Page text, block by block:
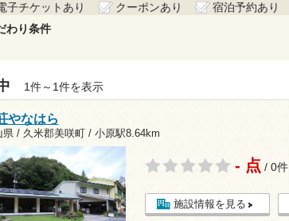
子チケットあり クーポンあり 宿泊予約あり
わり条件
1件～1件を表示
やなはら
県 / 久米郡美咲町 / 小原駅8.64km
- 点 / 0件
施設情報を見る